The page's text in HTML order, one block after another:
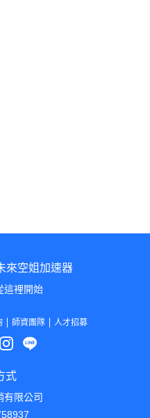
來空姐加速器
這裡開始
師資團隊 人才招募
式
有限公司